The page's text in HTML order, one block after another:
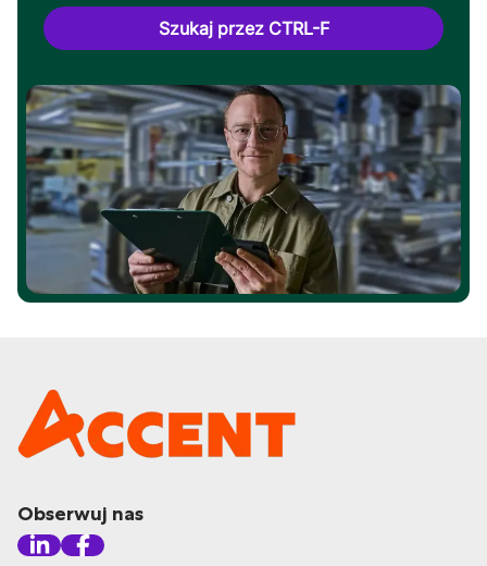
Szukaj przez CTRL-F
Obserwuj nas